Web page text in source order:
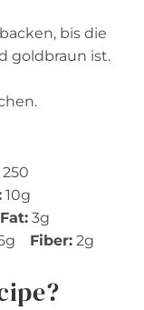
bis die
goldbraun ist.
250
10g
3g
Fiber: 2g